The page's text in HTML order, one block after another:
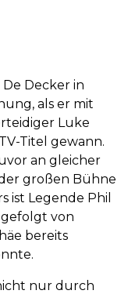
Decker in
als er mit
Luke
Titel gewann.
an gleicher
großen Bühne
ist Legende Phil
von
bereits
nur durch